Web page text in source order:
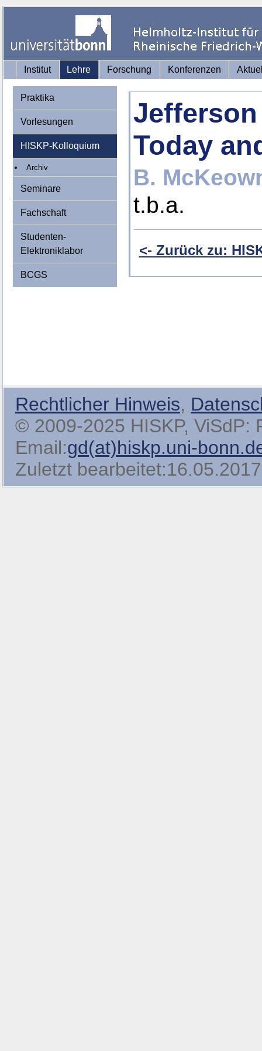
Institut Lehre Forschung Konferenzen
Praktika
Vorlesungen
HISKP-Kolloquium
Archiv
Seminare
Fachschaft
Studenten-
Elektroniklabor
BCGS
Today
B.
t.b.a.
<- Zurück zu:
Rechtlicher Hinweis,
© 2009-2025 HISKP, ViSdP:
Email:gd(at)hiskp.uni-
Zuletzt